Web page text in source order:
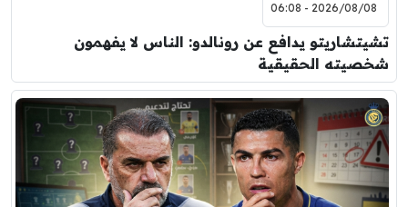
2026/08/08 - 06:08
تشيتشاريتو يدافع عن رونالدو: الناس لا يفهمون
شخصيته الحقيقية